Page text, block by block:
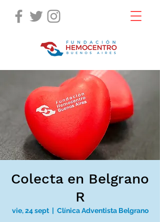
Colecta en Belgrano
R
vie, 24 sept
  |
Clínica Adventista Belgrano